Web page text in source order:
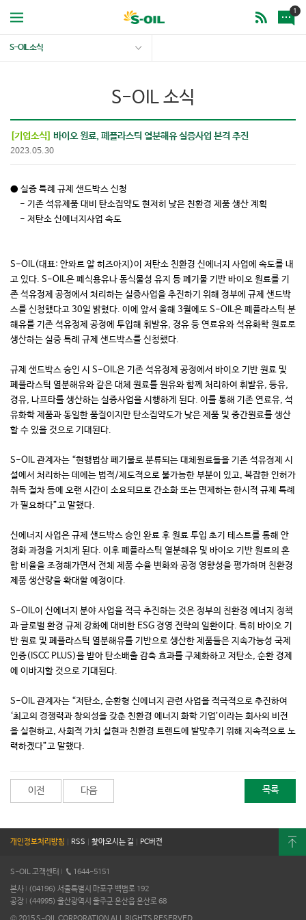
1
S-OIL 소식
S-OIL 소식
[기업소식] 바이오 원료, 폐플라스틱 열분해유 실증사업 본격 추진
2023.05.30
● 실증 특례 규제 샌드박스 신청
- 기존 석유제품 대비 탄소집약도 현저히 낮은 친환경 제품 생산 계획
- 저탄소 신에너지사업 속도
S-OIL(대표: 안와르 알 히즈아지)이 저탄소 친환경 신에너지 사업에 속도를 내
고 있다. S-OIL은 폐식용유나 동식물성 유지 등 폐기물 기반 바이오 원료를 기
존 석유정제 공정에서 처리하는 실증사업을 추진하기 위해 정부에 규제 샌드박
스를 신청했다고 30일 밝혔다. 이에 앞서 올해 3월에도 S-OIL은 폐플라스틱 분
해유를 기존 석유정제 공정에 투입해 휘발유, 경유 등 연료유와 석유화학 원료로
생산하는 실증 특례 규제 샌드박스를 신청했다.
규제 샌드박스 승인 시 S-OIL은 기존 석유정제 공정에서 바이오 기반 원료 및
폐플라스틱 열분해유와 같은 대체 원료를 원유와 함께 처리하여 휘발유, 등유,
경유, 나프타를 생산하는 실증사업을 시행하게 된다. 이를 통해 기존 연료유, 석
유화학 제품과 동일한 품질이지만 탄소집약도가 낮은 제품 및 중간원료를 생산
할 수 있을 것으로 기대된다.
S-OIL 관계자는 “현행법상 폐기물로 분류되는 대체원료들을 기존 석유정제 시
설에서 처리하는 데에는 법적/제도적으로 불가능한 부분이 있고, 복잡한 인허가
취득 절차 등에 오랜 시간이 소요되므로 간소화 또는 면제하는 한시적 규제 특례
가 필요하다”고 말했다.
신에너지 사업은 규제 샌드박스 승인 완료 후 원료 투입 초기 테스트를 통해 안
정화 과정을 거치게 된다. 이후 폐플라스틱 열분해유 및 바이오 기반 원료의 혼
합 비율을 조정해가면서 전체 제품 수율 변화와 공정 영향성을 평가하며 친환경
제품 생산량을 확대할 예정이다.
S-OIL이 신에너지 분야 사업을 적극 추진하는 것은 정부의 친환경 에너지 정책
과 글로벌 환경 규제 강화에 대비한 ESG 경영 전략의 일환이다. 특히 바이오 기
반 원료 및 폐플라스틱 열분해유를 기반으로 생산한 제품들은 지속가능성 국제
인증(ISCC PLUS)을 받아 탄소배출 감축 효과를 구체화하고 저탄소, 순환 경제
에 이바지할 것으로 기대된다.
S-OIL 관계자는 “저탄소, 순환형 신에너지 관련 사업을 적극적으로 추진하여
‘최고의 경쟁력과 창의성을 갖춘 친환경 에너지 화학 기업’이라는 회사의 비전
을 실현하고, 사회적 가치 실현과 친환경 트렌드에 발맞추기 위해 지속적으로 노
력하겠다”고 말했다.
이전 다음 목록
개인정보처리방침 RSS 찾아오시는 길 PC버전
S-OIL 고객센터 1644-5151
본사
(04196) 서울특별시 마포구 백범로 192
공장
(44995) 울산광역시 울주군 온산읍 온산로 68